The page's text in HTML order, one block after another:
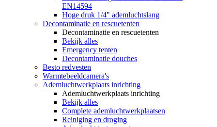
EN14594
Hoge druk 1/4" ademluchtslang
Decontaminatie en rescuetenten
Decontaminatie en rescuetenten
Bekijk alles
Emergency tenten
Decontaminatie douches
Besto redvesten
Warmtebeeldcamera's
Ademluchtwerkplaats inrichting
Ademluchtwerkplaats inrichting
Bekijk alles
Complete ademluchtwerkplaatsen
Reiniging en droging